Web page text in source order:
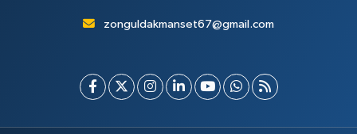
zonguldakmanset67@gmail.com